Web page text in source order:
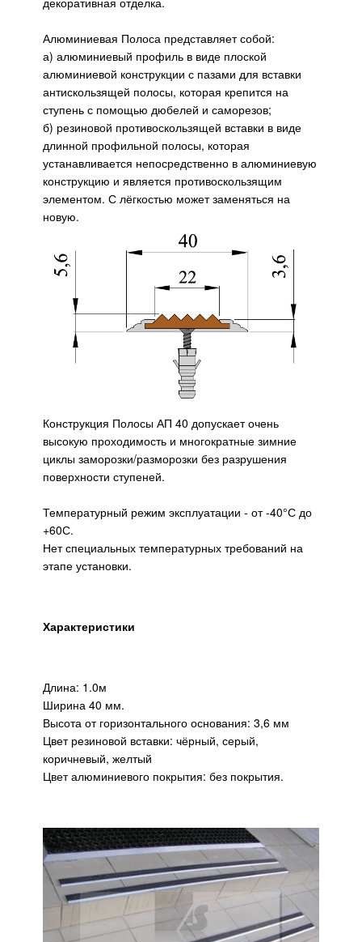
Алюминиевая Полоса представляет собой:
а) алюминиевый профиль в виде плоской
алюминиевой конструкции с пазами для вставки
антискользящей полосы, которая крепится на
ступень с помощью дюбелей и саморезов;
б) резиновой противоскользящей вставки в виде
длинной профильной полосы, которая
устанавливается непосредственно в алюминиевую
конструкцию и является противоскользящим
элементом. С лёгкостью может заменяться на
новую.
Конструкция Полосы АП 40 допускает очень
высокую проходимость и многократные зимние
циклы заморозки/разморозки без разрушения
поверхности ступеней.
Температурный режим эксплуатации - от -40°С до
+60С.
Нет специальных температурных требований на
этапе установки.
Характеристики
Длина: 1.0м
Ширина 40 мм.
Высота от горизонтального основания: 3,6 мм
Цвет резиновой вставки: чёрный, серый,
коричневый, желтый
Цвет алюминиевого покрытия: без покрытия.